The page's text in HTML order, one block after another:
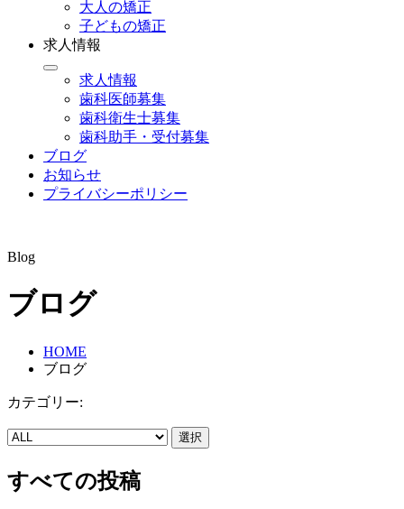
大人の矯正
子どもの矯正
求人情報
求人情報
歯科医師募集
歯科衛生士募集
歯科助手・受付募集
ブログ
お知らせ
プライバシーポリシー
Blog
ブログ
HOME
ブログ
カテゴリー:
選択
すべての投稿